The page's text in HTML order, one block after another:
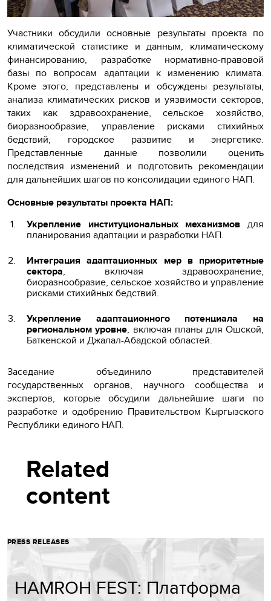
Участники обсудили основные результаты проекта по
климатической статистике и данным, климатическому
финансированию, разработке нормативно-правовой
базы по вопросам адаптации к изменению климата.
Кроме этого, представлены и обсуждены результаты,
анализа климатических рисков и уязвимости секторов,
таких как здравоохранение, сельское хозяйство,
биоразнообразие, управление рисками стихийных
бедствий, городское развитие и энергетике.
Представленные данные позволили оценить
последствия изменений и подготовить рекомендации
для дальнейших шагов по консолидации единого НАП.
Основные результаты проекта НАП:
Укрепление институциональных механизмов для
планирования адаптации и разработки НАП.
Интеграция адаптационных мер в приоритетные
сектора, включая здравоохранение,
биоразнообразие, сельское хозяйство и управление
рисками стихийных бедствий.
Укрепление адаптационного потенциала на
региональном уровне, включая планы для Ошской,
Баткенской и Джалал-Абадской областей.
Заседание объединило представителей
государственных органов, научного сообщества и
экспертов, которые обсудили дальнейшие шаги по
разработке и одобрению Правительством Кыргызского
Республики единого НАП.
Related
content
PRESS RELEASES
HAMROH FEST: Платформа